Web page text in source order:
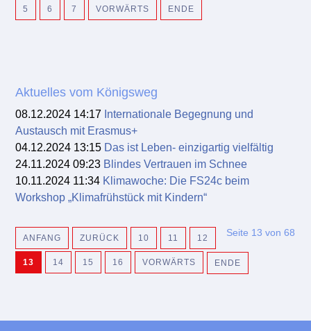
5 6 7 VORWÄRTS ENDE
Aktuelles vom Königsweg
08.12.2024 14:17 Internationale Begegnung und
Austausch mit Erasmus+
04.12.2024 13:15 Das ist Leben- einzigartig vielfältig
24.11.2024 09:23 Blindes Vertrauen im Schnee
10.11.2024 11:34 Klimawoche: Die FS24c beim
Workshop „Klimafrühstück mit Kindern“
Seite 13 von 68
ANFANG ZURÜCK 10 11 12
13 14 15 16 VORWÄRTS ENDE